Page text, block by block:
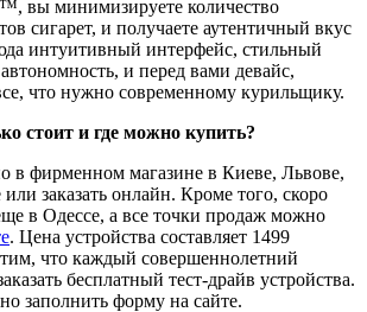
вы минимизируете количество
сигарет, и получаете аутентичный вкус
интуитивный интерфейс, стильный
и перед вами девайс,
что нужно современному курильщику.
стоит и где можно купить?
фирменном магазине в Киеве, Львове,
заказать онлайн. Кроме того, скоро
в Одессе, а все точки продаж можно
. Цена устройства составляет 1499
что каждый совершеннолетний
бесплатный тест-драйв устройства.
заполнить форму на сайте.